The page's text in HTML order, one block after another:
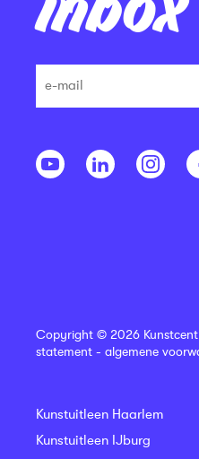
Copyright © 2026
statement - algemene
Kunstuitleen Haarlem
Kunstuitleen IJburg